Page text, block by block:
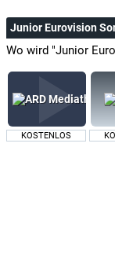
Junior Eurovision
Wo wird "Junior
KOSTENLOS